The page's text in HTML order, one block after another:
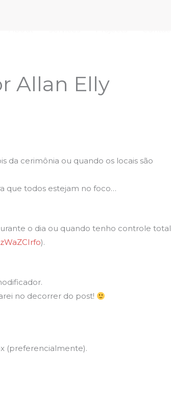
Allan Elly
da cerimônia ou quando os locais são
que todos estejam no foco…
o dia ou quando tenho controle total
).
no decorrer do post!
(preferencialmente).